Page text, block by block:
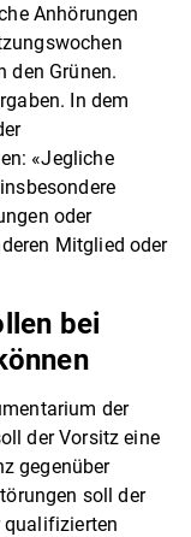
Anhörungen
den Grünen.
In dem
«Jegliche
oder
Mitglied oder
bei
der
der Vorsitz eine
gegenüber
soll der
qualifizierten